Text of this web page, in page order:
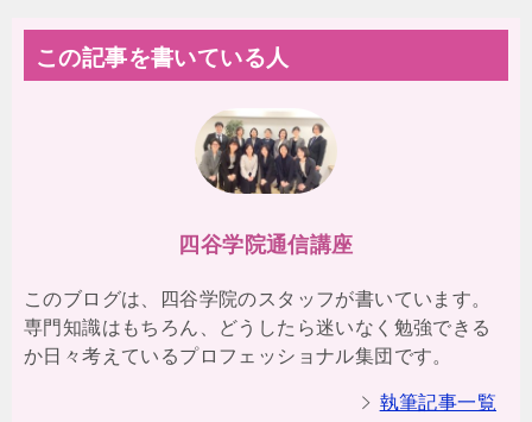
この記事を書いている人
四谷学院通信講座
このブログは、四谷学院のスタッフが書いています。
専門知識はもちろん、どうしたら迷いなく勉強できる
か日々考えているプロフェッショナル集団です。
執筆記事一覧